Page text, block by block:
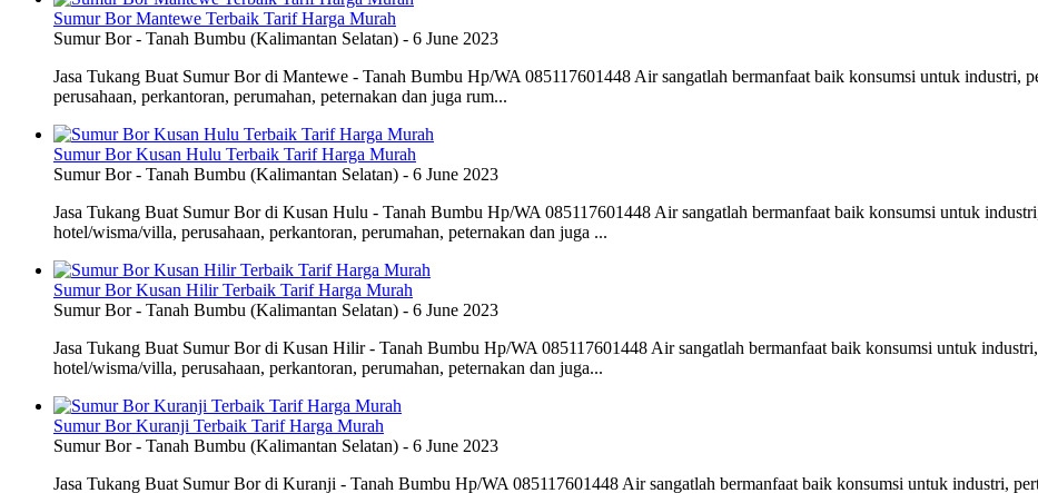
Sumur Bor Mantewe Terbaik Tarif Harga Murah
Sumur Bor- Tanah Bumbu (Kalimantan Selatan) - 6 June 2023
Jasa Tukang Buat Sumur Bor di Mantewe - Tanah Bumbu Hp/WA 085117601448 Air sangatlah bermanfaat baik konsumsi untuk industri,
perusahaan, perkantoran, perumahan, peternakan dan juga rum...
Sumur Bor Kusan Hulu Terbaik Tarif Harga Murah
Sumur Bor- Tanah Bumbu (Kalimantan Selatan) - 6 June 2023
Jasa Tukang Buat Sumur Bor di Kusan Hulu - Tanah Bumbu Hp/WA 085117601448 Air sangatlah bermanfaat baik konsumsi untuk
hotel/wisma/villa, perusahaan, perkantoran, perumahan, peternakan dan juga ...
Sumur Bor Kusan Hilir Terbaik Tarif Harga Murah
Sumur Bor- Tanah Bumbu (Kalimantan Selatan) - 6 June 2023
Jasa Tukang Buat Sumur Bor di Kusan Hilir - Tanah Bumbu Hp/WA 085117601448 Air sangatlah bermanfaat baik konsumsi untuk
hotel/wisma/villa, perusahaan, perkantoran, perumahan, peternakan dan juga...
Sumur Bor Kuranji Terbaik Tarif Harga Murah
Sumur Bor- Tanah Bumbu (Kalimantan Selatan) - 6 June 2023
Jasa Tukang Buat Sumur Bor di Kuranji - Tanah Bumbu Hp/WA 085117601448 Air sangatlah bermanfaat baik konsumsi untuk industri,